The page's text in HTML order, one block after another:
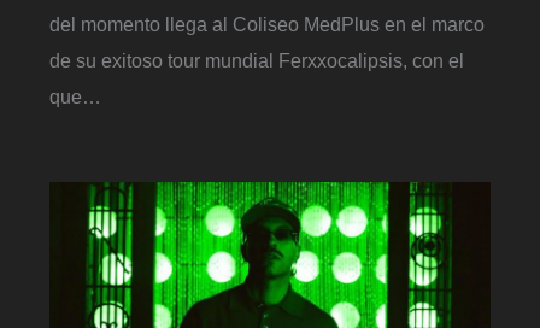
del momento llega al Coliseo MedPlus en el marco
de su exitoso tour mundial Ferxxocalipsis, con el
que…